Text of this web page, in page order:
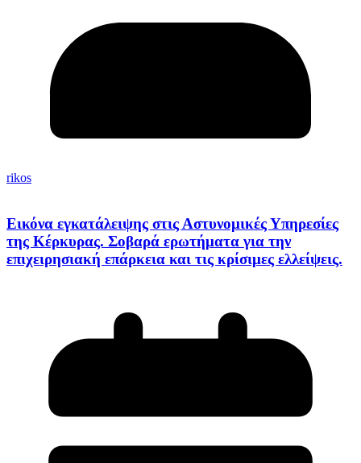
rikos
Εικόνα εγκατάλειψης στις Αστυνομικές Υπηρεσίες
της Κέρκυρας. Σοβαρά ερωτήματα για την
επιχειρησιακή επάρκεια και τις κρίσιμες ελλείψεις.